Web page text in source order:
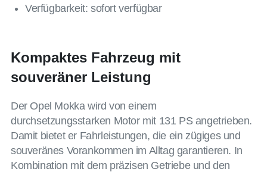
Verfügbarkeit: sofort verfügbar
Kompaktes Fahrzeug mit
souveräner Leistung
Der Opel Mokka wird von einem
durchsetzungsstarken Motor mit 131 PS angetrieben.
Damit bietet er Fahrleistungen, die ein zügiges und
souveränes Vorankommen im Alltag garantieren. In
Kombination mit dem präzisen Getriebe und den